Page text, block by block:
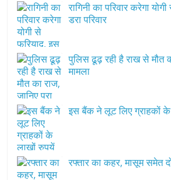
रागिनी का परिवार करेगा
डरा परिवार
पुलिस ढूढ़ रही है राख से मौत
मामला
इस बैंक ने लूट लिए ग्राहकों
रफ्तार का कहर, मासूम समेत